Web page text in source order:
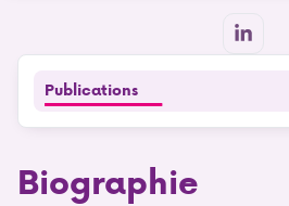
Publications
Biographie